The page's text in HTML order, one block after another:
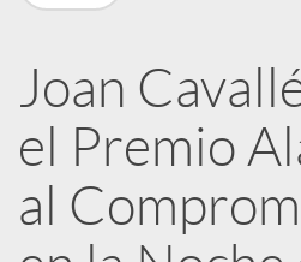
e
d
Joan
el Premio
al